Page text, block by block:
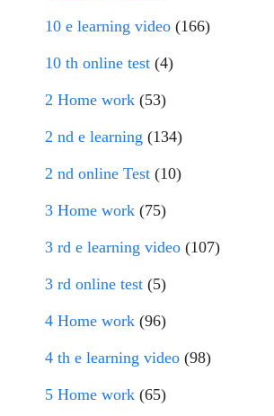
10 e learning video (166)
10 th online test (4)
2 Home work (53)
2 nd e learning (134)
2 nd online Test (10)
3 Home work (75)
3 rd e learning video (107)
3 rd online test (5)
4 Home work (96)
4 th e learning video (98)
5 Home work (65)